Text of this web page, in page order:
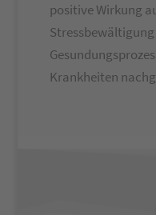
positive Wirkung
Krankheiten